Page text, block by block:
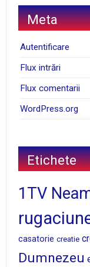
Meta
Autentificare
Flux intrări
Flux comentarii
WordPress.org
Etichete
1TV
casatorie creatie
Dumnezeu